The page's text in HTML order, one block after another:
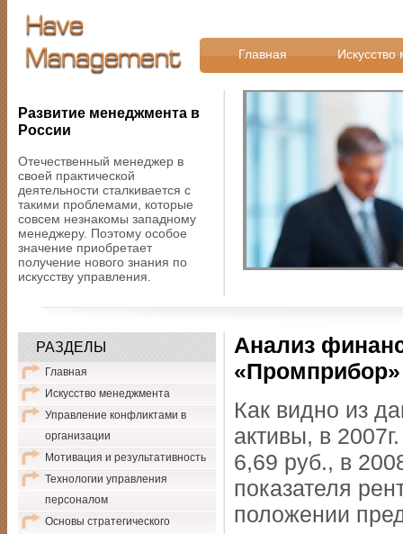
Главная
Развитие менеджмента в
России
Отечественный менеджер в
своей практической
деятельности сталкивается с
такими проблемами, которые
совсем незнакомы западному
менеджеру. Поэтому особое
значение приобретает
получение нового знания по
искусству управления.
РАЗДЕЛЫ
Главная
Искусство менеджмента
Управление конфликтами в
организации
Мотивация и результативность
Технологии управления
персоналом
Основы стратегического
Анализ
«Промприбор»
Как видно из
активы, в
6,69 руб., в
показателя
положении